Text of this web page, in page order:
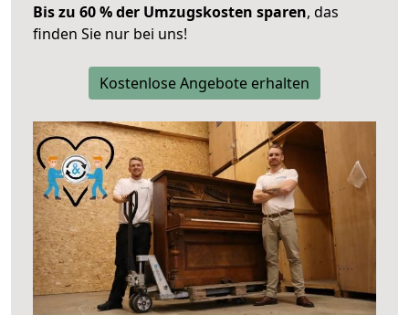
Bis zu 60 % der Umzugskosten sparen, das
finden Sie nur bei uns!
Kostenlose Angebote erhalten